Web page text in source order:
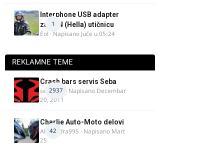
1
Interphone USB adapter
za DIN (Hella) utičnicu
Eol · Napisano Juče u 05:24
REKLAMNE TEME
2937
Crash bars servis Seba
seba011 · Napisano Decembar
20, 2011
42
Charlie Auto-Moto delovi
Alexandra995 · Napisano Mart
25